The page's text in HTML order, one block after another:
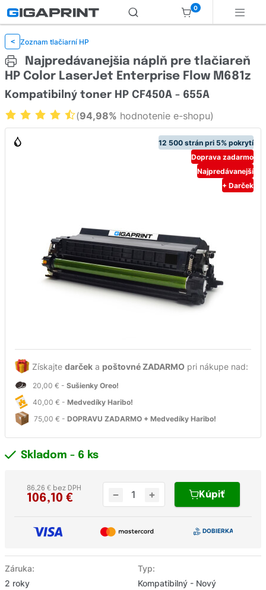
0
< Zoznam tlačiarní HP
Najpredávanejšia náplň pre tlačiareň
HP Color LaserJet Enterprise Flow M681z
12 500 strán pri 5% pokrytí
Doprava zadarmo
Najpredávanejší
+ Darček
Získajte darček a poštovné ZADARMO pri nákupe nad:
20,00 € - Sušienky Oreo!
40,00 € - Medvedíky Haribo!
75,00 € - DOPRAVU ZADARMO + Medvedíky Haribo!
Kompatibilný toner HP CF450A - 655A
(94,98% hodnotenie e-shopu)
Záruka:
2 roky
Typ:
Kompatibilný - Nový
Skladom - 6 ks
106,10 €
86,26 € bez DPH
Kúpiť